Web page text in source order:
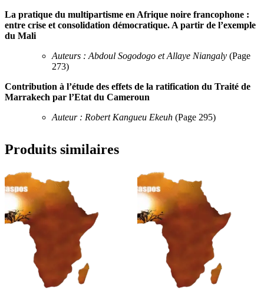
La pratique du multipartisme en Afrique noire francophone :
entre crise et consolidation démocratique. A partir de l’exemple
du Mali
Auteurs : Abdoul Sogodogo et Allaye Niangaly (Page
273)
Contribution à l’étude des effets de la ratification du Traité de
Marrakech par l’Etat du Cameroun
Auteur : Robert Kangueu Ekeuh (Page 295)
Produits similaires